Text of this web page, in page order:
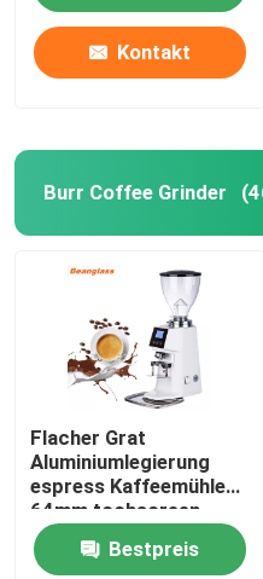
Kontakt
Burr Coffee Grinder
Flacher Grat
Aluminiumlegierung
espress Kaffeemühle
64mm tochscreen
Schleifer
Bestpreis